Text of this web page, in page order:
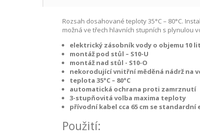
Rozsah dosahované teploty 35°C – 80°C.
možná ve třech hlavních stupních s plynulou
elektrický zásobník vody o objemu 10
montáž pod stůl – S10-U
montáž nad stůl - S10-O
nekorodující vnitřní měděná nádrž na
teplota 35°C – 80°C
automatická ochrana proti zamrznutí
3-stupňovitá volba maxima teploty
přívodní kabel cca 65 cm se
Použití: